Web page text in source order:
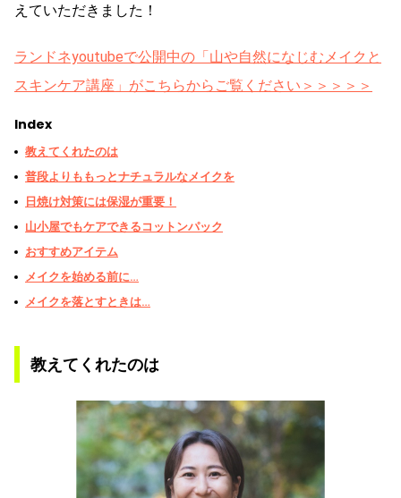
えていただきました！
ランドネyoutubeで公開中の「山や自然になじむメイクと
スキンケア講座」がこちらからご覧ください＞＞＞＞＞
Index
教えてくれたのは
普段よりももっとナチュラルなメイクを
日焼け対策には保湿が重要！
山小屋でもケアできるコットンパック
おすすめアイテム
メイクを始める前に…
メイクを落とすときは…
教えてくれたのは